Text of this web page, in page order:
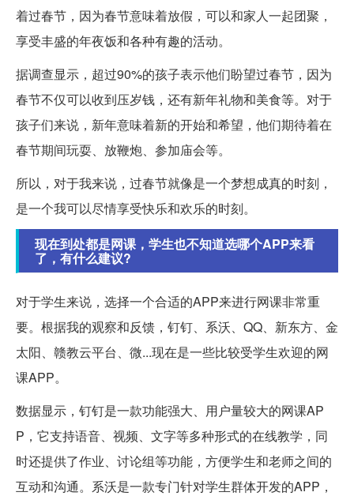
着过春节，因为春节意味着放假，可以和家人一起团聚，
享受丰盛的年夜饭和各种有趣的活动。
据调查显示，超过90%的孩子表示他们盼望过春节，因为
春节不仅可以收到压岁钱，还有新年礼物和美食等。对于
孩子们来说，新年意味着新的开始和希望，他们期待着在
春节期间玩耍、放鞭炮、参加庙会等。
所以，对于我来说，过春节就像是一个梦想成真的时刻，
是一个我可以尽情享受快乐和欢乐的时刻。
现在到处都是网课，学生也不知道选哪个APP来看
了，有什么建议?
对于学生来说，选择一个合适的APP来进行网课非常重
要。根据我的观察和反馈，钉钉、系沃、QQ、新东方、金
太阳、赣教云平台、微...现在是一些比较受学生欢迎的网
课APP。
数据显示，钉钉是一款功能强大、用户量较大的网课AP
P，它支持语音、视频、文字等多种形式的在线教学，同
时还提供了作业、讨论组等功能，方便学生和老师之间的
互动和沟通。系沃是一款专门针对学生群体开发的APP，